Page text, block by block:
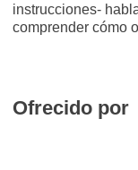
instrucciones-
comprender cómo
Ofrecido por